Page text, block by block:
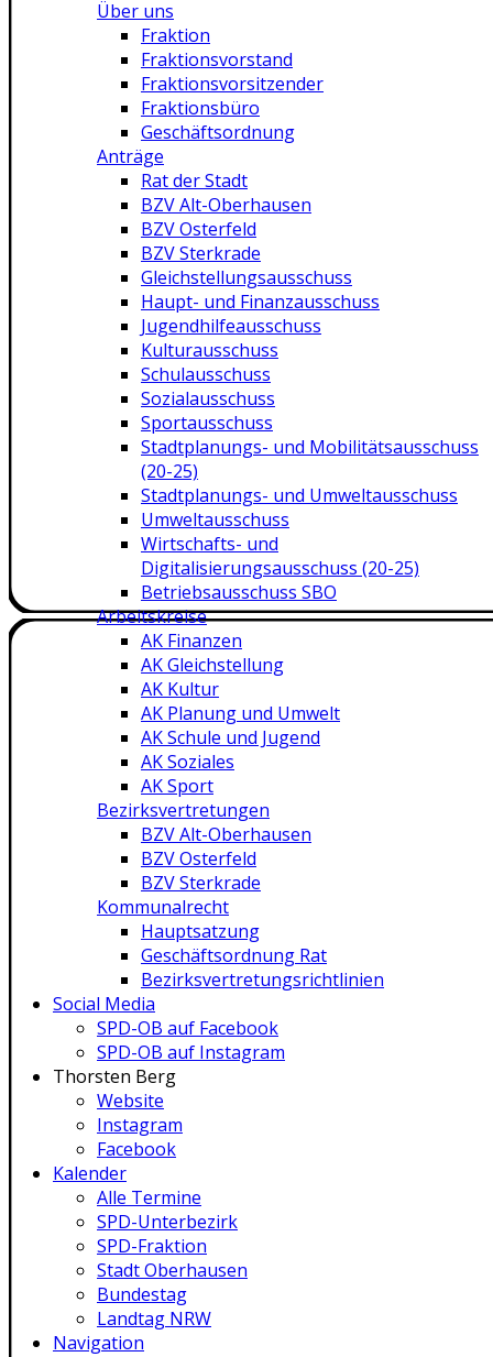
Über uns
Fraktion
Fraktionsvorstand
Fraktionsvorsitzender
Fraktionsbüro
Geschäftsordnung
Anträge
Rat der Stadt
BZV Alt-Oberhausen
BZV Osterfeld
BZV Sterkrade
Gleichstellungsausschuss
Haupt- und Finanzausschuss
Jugendhilfeausschuss
Kulturausschuss
Schulausschuss
Sozialausschuss
Sportausschuss
Stadtplanungs- und Mobilitätsausschuss
(20-25)
Stadtplanungs- und Umweltausschuss
Umweltausschuss
Wirtschafts- und
Digitalisierungsausschuss (20-25)
Betriebsausschuss SBO
Arbeitskreise
AK Finanzen
AK Gleichstellung
AK Kultur
AK Planung und Umwelt
AK Schule und Jugend
AK Soziales
AK Sport
Bezirksvertretungen
BZV Alt-Oberhausen
BZV Osterfeld
BZV Sterkrade
Kommunalrecht
Hauptsatzung
Geschäftsordnung Rat
Bezirksvertretungs­richtlinien
Social Media
SPD-OB auf Facebook
SPD-OB auf Instagram
Thorsten Berg
Website
Instagram
Facebook
Kalender
Alle Termine
SPD-Unterbezirk
SPD-Fraktion
Stadt Oberhausen
Bundestag
Landtag NRW
Navigation